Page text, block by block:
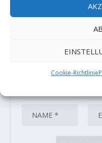
Cookie-Richtlinie